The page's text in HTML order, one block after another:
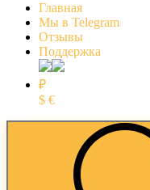
Главная
Мы в Telegram
Отзывы
Поддержка
₽
$ €